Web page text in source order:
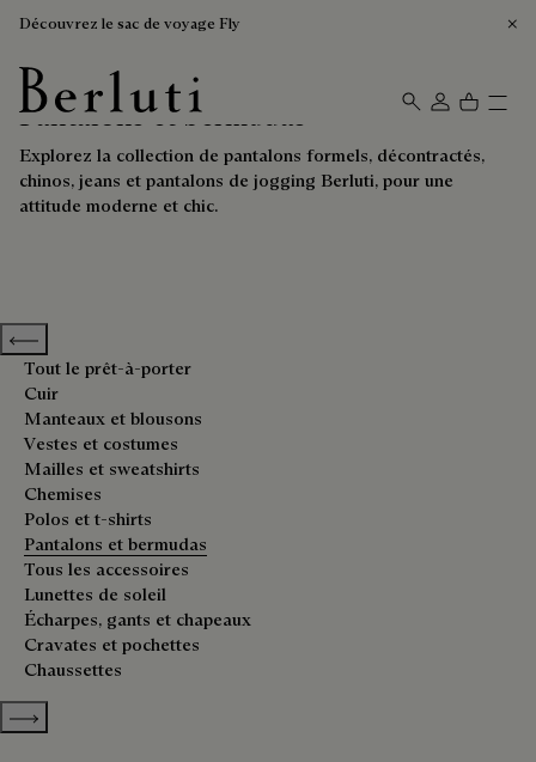
Découvrez le sac de voyage Fly
Page d'Accueil Berluti
Pantalons et bermudas
Explorez la collection de pantalons formels, décontractés,
chinos, jeans et pantalons de jogging Berluti, pour une
attitude moderne et chic.
Previous categories
Tout le prêt-à-porter
Cuir
Manteaux et blousons
Vestes et costumes
Mailles et sweatshirts
Chemises
Polos et t-shirts
Pantalons et bermudas
Tous les accessoires
Lunettes de soleil
Écharpes, gants et chapeaux
Cravates et pochettes
Chaussettes
Show more categories